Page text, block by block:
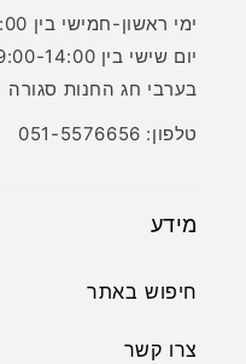
ימי ראשון-חמישי בין 10:00-18:00
יום שישי בין 9:00-14:00
בערבי חג החנות סגורה
טלפון: 051-5576656
מידע
חיפוש באתר
צרו קשר